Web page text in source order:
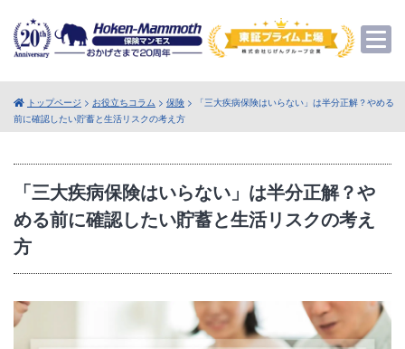
トップページ > お役立ちコラム > 保険 > 「三大疾病保険はいらない」は半分正解？やめる
前に確認したい貯蓄と生活リスクの考え方
「三大疾病保険はいらない」は半分正解？や
める前に確認したい貯蓄と生活リスクの考え
方